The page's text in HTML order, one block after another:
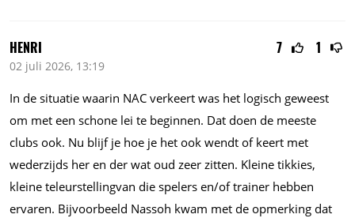
7 1
HENRI
02 juli 2026, 13:19
In de situatie waarin NAC verkeert was het logisch geweest
om met een schone lei te beginnen. Dat doen de meeste
clubs ook. Nu blijf je hoe je het ook wendt of keert met
wederzijds her en der wat oud zeer zitten. Kleine tikkies,
kleine teleurstellingvan die spelers en/of trainer hebben
ervaren. Bijvoorbeeld Nassoh kwam met de opmerking dat